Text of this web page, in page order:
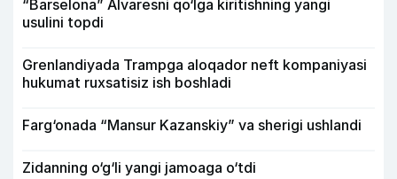
“Barselona” Alvaresni qo‘lga kiritishning yangi
usulini topdi
Grenlandiyada Trampga aloqador neft kompaniyasi
hukumat ruxsatisiz ish boshladi
Farg‘onada “Mansur Kazanskiy” va sherigi ushlandi
Zidanning o‘g‘li yangi jamoaga o‘tdi